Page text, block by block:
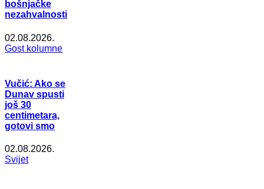
bošnjačke
nezahvalnosti
02.08.2026.
Gost kolumne
Vučić: Ako se
Dunav spusti
još 30
centimetara,
gotovi smo
02.08.2026.
Svijet